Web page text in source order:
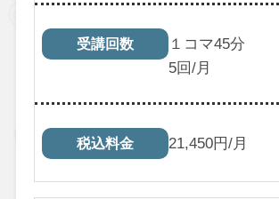
受講回数
１コマ45分
5回/月
税込料金 21,450円/月